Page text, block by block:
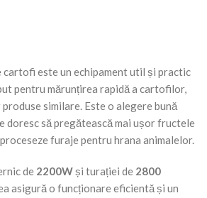
cartofi este un echipament util și practic
pentru mărunțirea rapidă a cartofilor,
similare. Este o alegere bună
doresc să pregătească mai ușor fructele
furaje pentru hrana animalelor.
de 2200Wși turației de 2800
asigură o funcționare eficientă și un